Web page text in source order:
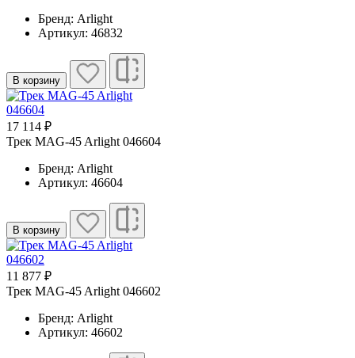
Бренд: Arlight
Артикул: 46832
В корзину
17 114 ₽
Трек MAG-45 Arlight 046604
Бренд: Arlight
Артикул: 46604
В корзину
11 877 ₽
Трек MAG-45 Arlight 046602
Бренд: Arlight
Артикул: 46602